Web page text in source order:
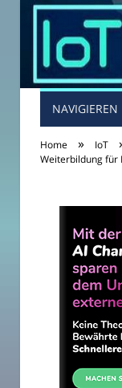
NAVIGIEREN
Home » IoT
Weiterbildung für